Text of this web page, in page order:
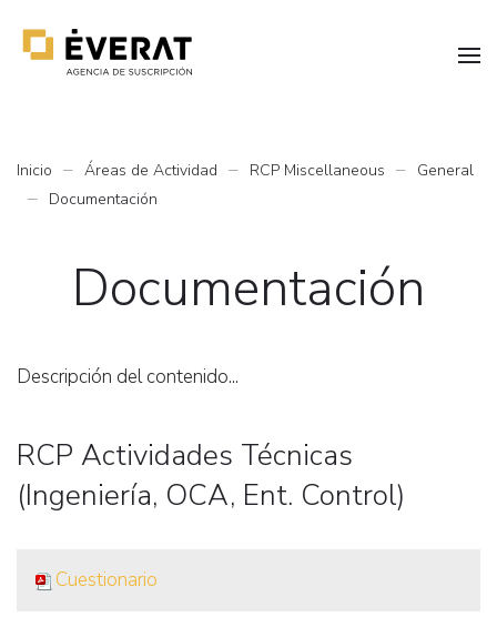
Inicio Áreas de Actividad RCP Miscellaneous
General
Documentación
Documentación
Descripción del contenido...
RCP Actividades Técnicas
(Ingeniería, OCA, Ent. Control)
Cuestionario